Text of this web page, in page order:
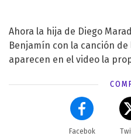
Ahora la hija de Diego
Benjamín con la canción
aparecen en el video la
Facebok